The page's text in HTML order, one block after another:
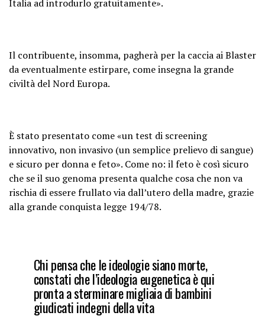
Italia ad introdurlo gratuitamente».
Il contribuente, insomma, pagherà per la caccia ai Blaster
da eventualmente estirpare, come insegna la grande
civiltà del Nord Europa.
È stato presentato come «un test di screening
innovativo, non invasivo (un semplice prelievo di sangue)
e sicuro per donna e feto». Come no: il feto è così sicuro
che se il suo genoma presenta qualche cosa che non va
rischia di essere frullato via dall’utero della madre, grazie
alla grande conquista legge 194/78.
Chi pensa che le ideologie siano morte,
constati che l’ideologia eugenetica è qui
pronta a sterminare migliaia di bambini
giudicati indegni della vita